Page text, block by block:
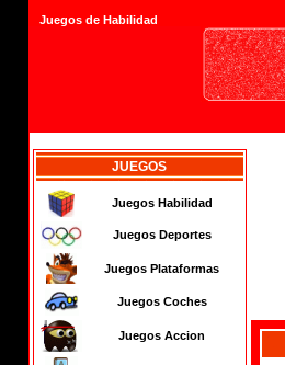
Juegos de Habilidad
JUEGOS
Juegos Habilidad
Juegos Deportes
Juegos Plataformas
Juegos Coches
Juegos Accion